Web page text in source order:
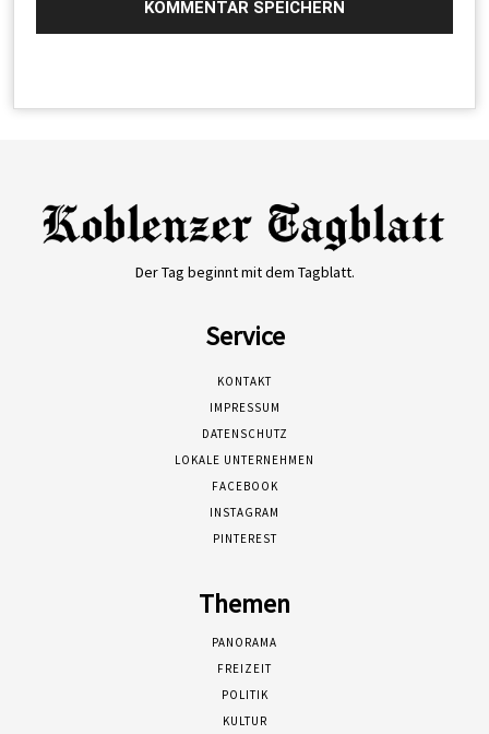
Der Tag beginnt mit dem Tagblatt.
Service
KONTAKT
IMPRESSUM
DATENSCHUTZ
LOKALE UNTERNEHMEN
FACEBOOK
INSTAGRAM
PINTEREST
Themen
PANORAMA
FREIZEIT
POLITIK
KULTUR